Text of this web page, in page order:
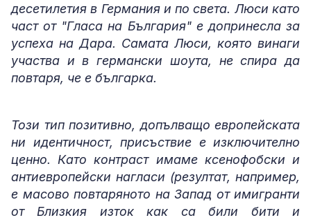
десетилетия в Германия и по света. Люси като
част от "Гласа на България" е допринесла за
успеха на Дара. Самата Люси, която винаги
участва и в германски шоута, не спира да
повтаря, че е българка.
Този тип позитивно, допълващо европейската
ни идентичност, присъствие е изключително
ценно. Като контраст имаме ксенофобски и
антиевропейски нагласи (резултат, например,
е масово повтаряното на Запад от имигранти
от Близкия изток как са били бити и